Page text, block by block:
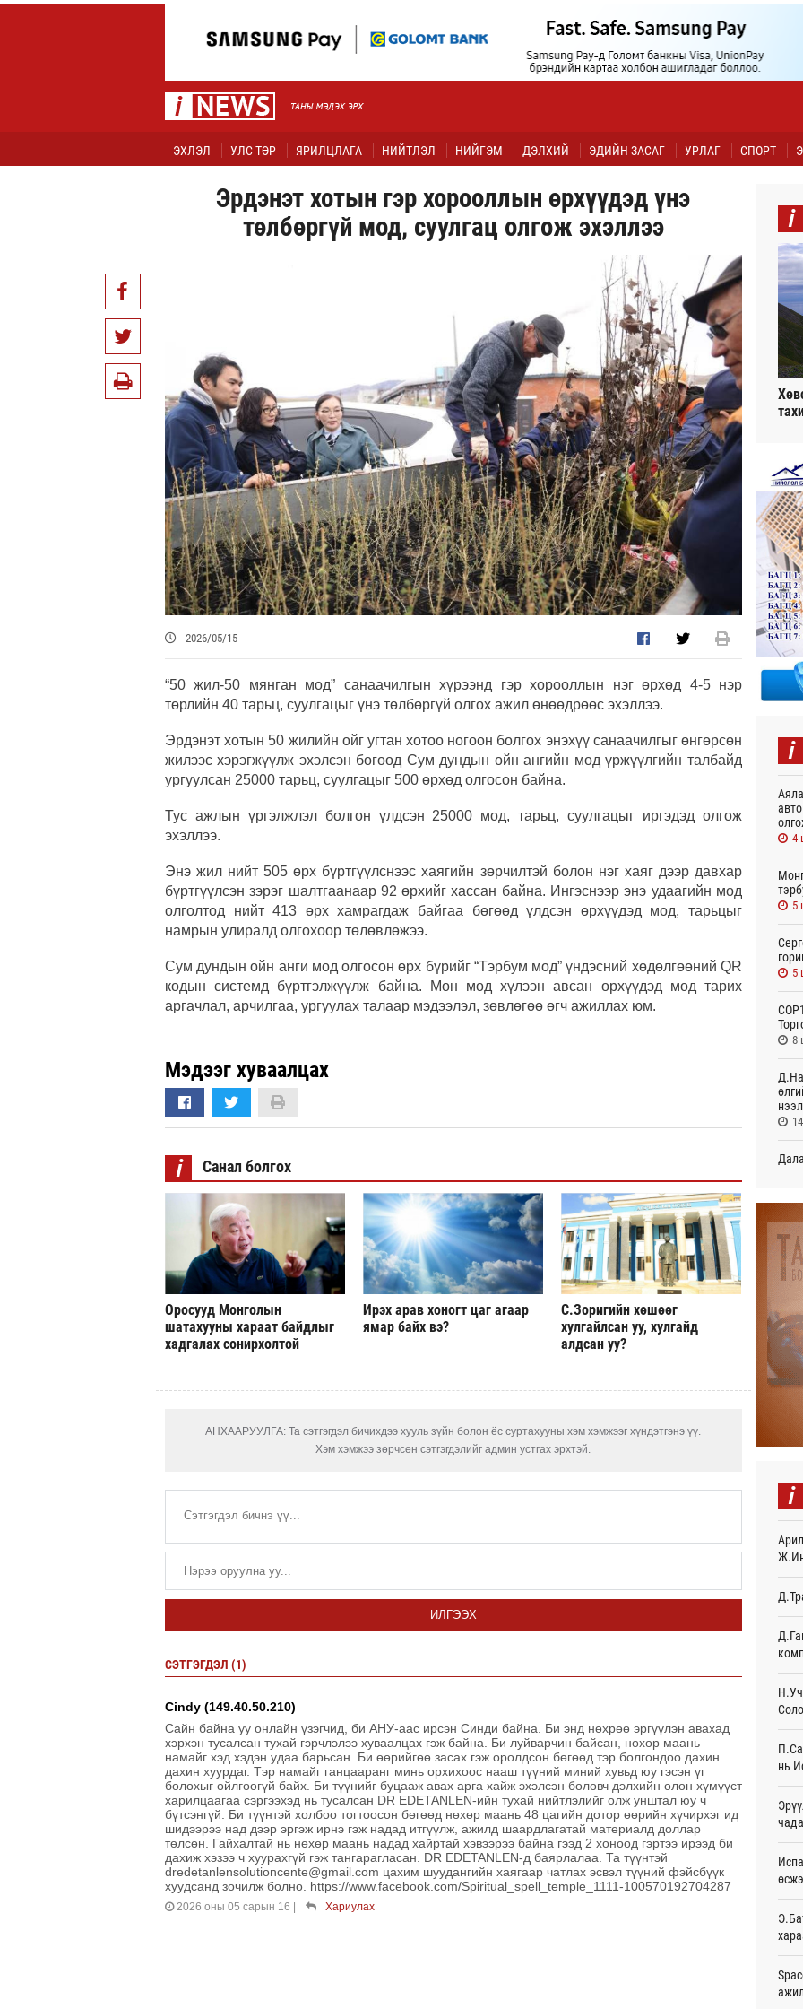
ЭХЛЭЛ УЛС ТӨР ЯРИЛЦЛАГА НИЙТЛЭЛ НИЙГЭМ ДЭЛХИЙ ЭДИЙН ЗАСАГ УРЛАГ СПОРТ
Эрдэнэт хотын гэр хорооллын өрхүүдэд үнэ
төлбөргүй мод, суулгац олгож эхэллээ
2026/05/15
“50 жил-50 мянган мод” санаачилгын хүрээнд гэр хорооллын нэг өрхөд 4-5 нэр
төрлийн 40 тарьц, суулгацыг үнэ төлбөргүй олгох ажил өнөөдрөөс эхэллээ.
Эрдэнэт хотын 50 жилийн ойг угтан хотоо ногоон болгох энэхүү санаачилгыг өнгөрсөн
жилээс хэрэгжүүлж эхэлсэн бөгөөд Сум дундын ойн ангийн мод үржүүлгийн талбайд
ургуулсан 25000 тарьц, суулгацыг 500 өрхөд олгосон байна.
Тус ажлын үргэлжлэл болгон үлдсэн 25000 мод, тарьц, суулгацыг иргэдэд олгож
эхэллээ.
Энэ жил нийт 505 өрх бүртгүүлснээс хаягийн зөрчилтэй болон нэг хаяг дээр давхар
бүртгүүлсэн зэрэг шалтгаанаар 92 өрхийг хассан байна. Ингэснээр энэ удаагийн мод
олголтод нийт 413 өрх хамрагдаж байгаа бөгөөд үлдсэн өрхүүдэд мод, тарьцыг
намрын улиралд олгохоор төлөвлөжээ.
Сум дундын ойн анги мод олгосон өрх бүрийг “Тэрбум мод” үндэсний хөдөлгөөний QR
кодын системд бүртгэлжүүлж байна. Мөн мод хүлээн авсан өрхүүдэд мод тарих
аргачлал, арчилгаа, ургуулах талаар мэдээлэл, зөвлөгөө өгч ажиллах юм.
Мэдээг хуваалцах
i Санал болгох
Оросууд Монголын
шатахууны хараат байдлыг
хадгалах сонирхолтой
Ирэх арав хоногт цаг агаар
ямар байх вэ?
С.Зоригийн хөшөөг
хулгайлсан уу, хулгайд
алдсан уу?
АНХААРУУЛГА: Та сэтгэгдэл бичихдээ хууль зүйн болон ёс суртахууны хэм хэмжээг хүндэтгэнэ үү.
Хэм хэмжээ зөрчсөн сэтгэгдэлийг админ устгах эрхтэй.
ИЛГЭЭХ
СЭТГЭГДЭЛ (1)
Cindy (149.40.50.210)
Сайн байна уу онлайн үзэгчид, би АНУ-аас ирсэн Синди байна. Би энд нөхрөө эргүүлэн авахад
хэрхэн тусалсан тухай гэрчлэлээ хуваалцах гэж байна. Би луйварчин байсан, нөхөр маань
намайг хэд хэдэн удаа барьсан. Би өөрийгөө засах гэж оролдсон бөгөөд тэр болгондоо дахин
дахин хуурдаг. Тэр намайг ганцааранг минь орхихоос нааш түүний миний хувьд юу гэсэн үг
болохыг ойлгоогүй байх. Би түүнийг буцааж авах арга хайж эхэлсэн боловч дэлхийн олон хүмүүст
харилцаагаа сэргээхэд нь тусалсан DR EDETANLEN-ийн тухай нийтлэлийг олж унштал юу ч
бүтсэнгүй. Би түүнтэй холбоо тогтоосон бөгөөд нөхөр маань 48 цагийн дотор өөрийн хүчирхэг ид
шидээрээ над дээр эргэж ирнэ гэж надад итгүүлж, ажилд шаардлагатай материалд доллар
төлсөн. Гайхалтай нь нөхөр маань надад хайртай хэвээрээ байна гээд 2 хоноод гэртээ ирээд би
дахиж хэзээ ч хуурахгүй гэж тангарагласан. DR EDETANLEN-д баярлалаа. Та түүнтэй
dredetanlensolutioncente@gmail.com цахим шуудангийн хаягаар чатлах эсвэл түүний фэйсбүүк
хуудсанд зочилж болно. https://www.facebook.com/Spiritual_spell_temple_1111-100570192704287
2026 оны 05 сарын 16 Хариулах
i
i
4
5
5
8
авна
Энэ
i
нь